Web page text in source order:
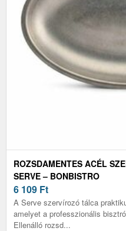
ROZSDAMENTES ACÉL
SERVE – BONBISTRO
6 109 Ft
A Serve szervírozó tálca
amelyet a professzionális
Ellenálló rozsd...